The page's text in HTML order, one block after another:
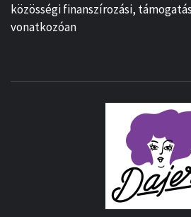
közösségi finanszírozási,
vonatkozóan